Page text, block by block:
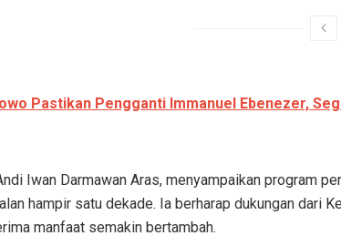
Pastikan Pengganti Immanuel Ebenezer,
Iwan Darmawan Aras, menyampaikan program
hampir satu dekade. Ia berharap dukungan dari
manfaat semakin bertambah.